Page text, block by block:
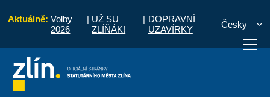
Aktuálně: Volby
2026
| UŽ SU
ZLÍŇÁK!
| DOPRAVNÍ
UZAVÍRKY
Česky